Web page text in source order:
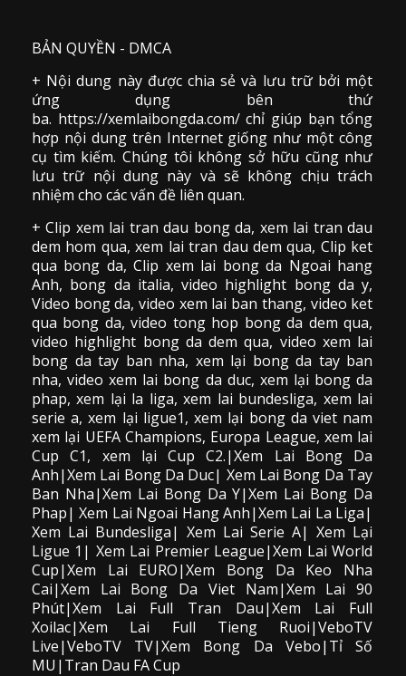
BẢN QUYỀN - DMCA
+ Nội dung này được chia sẻ và lưu trữ bởi một
ứng dụng bên thứ
ba. https://xemlaibongda.com/ chỉ giúp bạn tổng
hợp nội dung trên Internet giống như một công
cụ tìm kiếm. Chúng tôi không sở hữu cũng như
lưu trữ nội dung này và sẽ không chịu trách
nhiệm cho các vấn đề liên quan.
+ Clip xem lai tran dau bong da, xem lai tran dau
dem hom qua, xem lai tran dau dem qua, Clip ket
qua bong da, Clip xem lai bong da Ngoai hang
Anh, bong da italia, video highlight bong da y,
Video bong da,video xem lai ban thang, video ket
qua bong da, video tong hop bong da dem qua,
video highlight bong da dem qua, video xem lai
bong da tay ban nha, xem lại bong da tay ban
nha,video xem lai bong da duc, xem lại bong da
phap, xem lại la liga, xem lai bundesliga, xem lai
serie a, xem lại ligue1, xem lại bong da viet nam
xem lại UEFA Champions, Europa League, xem lai
Cup C1, xem lại Cup C2.|Xem Lai Bong Da
Anh|Xem Lai Bong Da Duc| Xem Lai Bong Da Tay
Ban Nha|Xem Lai Bong Da Y|Xem Lai Bong Da
Phap| Xem Lai Ngoai Hang Anh|Xem Lai La Liga|
Xem Lai Bundesliga| Xem Lai Serie A| Xem Lại
Ligue 1| Xem Lai Premier League|Xem Lai World
Cup|Xem Lai EURO|Xem Bong Da Keo Nha
Cai|Xem Lai Bong Da Viet Nam|Xem Lai 90
Phút|Xem Lai Full Tran Dau|Xem Lai Full
Xoilac|Xem Lai Full Tieng Ruoi|VeboTV
Live|VeboTV TV|Xem Bong Da Vebo|Tỉ Số
MU|Tran Dau FA Cup